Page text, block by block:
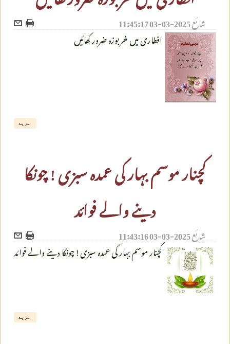
شائع2025-03-03 11:45:17
افطاری میں خربوزہ ضرور کھائیں
مزید
کچنار موسم بہار کی عمدہ سبزی ! چونکا
دینے والے فوائد
شائع2025-03-03 11:43:16
کچنار موسم بہار کی عمدہ سبزی ! چونکا دینے والے فوائد
مزید